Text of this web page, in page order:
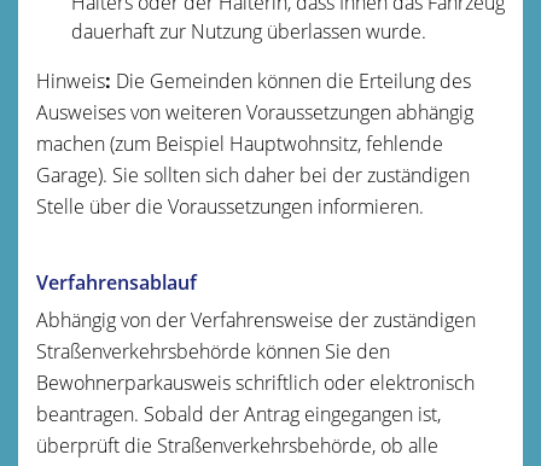
dauerhaft zur Nutzung überlassen wurde.
Hinweis: Die Gemeinden können die Erteilung des
Ausweises von weiteren Voraussetzungen abhängig
machen (zum Beispiel Hauptwohnsitz, fehlende
Garage). Sie sollten sich daher bei der zuständigen
Stelle über die Voraussetzungen informieren.
Verfahrensablauf
Abhängig von der Verfahrensweise der zuständigen
Straßenverkehrsbehörde können Sie den
Bewohnerparkausweis schriftlich oder elektronisch
beantragen. Sobald der Antrag eingegangen ist,
überprüft die Straßenverkehrsbehörde, ob alle